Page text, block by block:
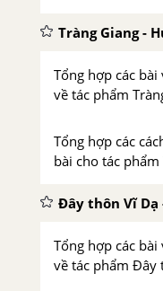
Tràng Giang -
Tổng hợp các
về tác phẩm
Tổng hợp các
bài cho tác phẩm
Đây thôn Vĩ Dạ
Tổng hợp các
về tác phẩm Đây